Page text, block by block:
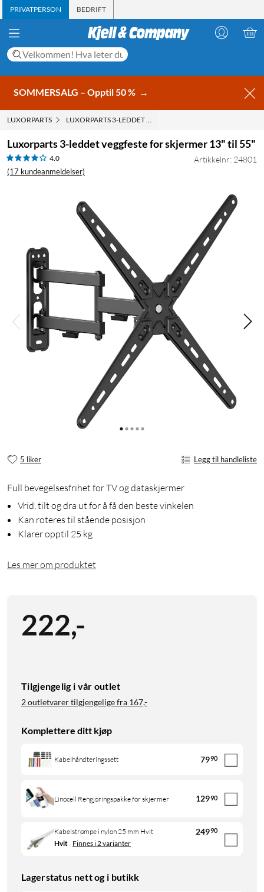
PRIVATPERSON BEDRIFT
SOMMERSALG – Opptil 50 % →
LUXORPARTS LUXORPARTS 3-LEDDET VEGGFESTE FOR SKJERMER 13"
Luxorparts 3-leddet veggfeste for skjermer 13" til 55"
4.0
(17 kundeanmeldelser)
Artikkelnr: 24801
5 liker Legg til handleliste
Full bevegelsesfrihet for TV og dataskjermer
Vrid, tilt og dra ut for å få den beste vinkelen
Kan roteres til stående posisjon
Klarer opptil 25 kg
Les mer om produktet
222,-
Tilgjengelig i vår outlet
2 outletvarer tilgjengelige fra 167,-
Komplettere ditt kjøp
Kabelhåndteringssett 7990
Linocell Rengjøringspakke for skjermer 12990
Kabelstrømpe i nylon 25 mm Hvit 24990
Hvit Finnes i 2 varianter
Lagerstatus nett og i butikk